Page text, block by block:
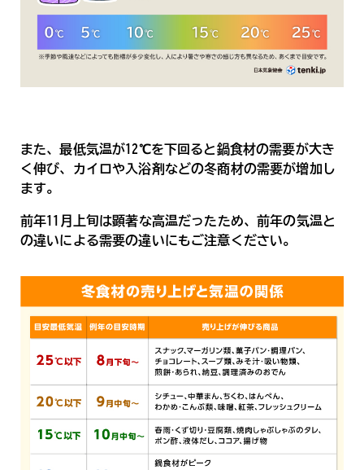
また、最低気温が12℃を下回ると鍋食材の需要が大き
く伸び、カイロや入浴剤などの冬商材の需要が増加し
ます。
前年11月上旬は顕著な高温だったため、前年の気温と
の違いによる需要の違いにもご注意ください。